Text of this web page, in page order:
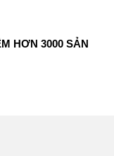
HƠN 3000 SẢN